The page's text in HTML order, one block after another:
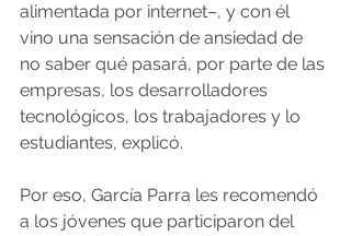
alimentada por internet–, y con él
vino una sensación de ansiedad de
no saber qué pasará, por parte de las
empresas, los desarrolladores
tecnológicos, los trabajadores y lo
estudiantes, explicó.
Por eso, García Parra les recomendó
a los jóvenes que participaron del